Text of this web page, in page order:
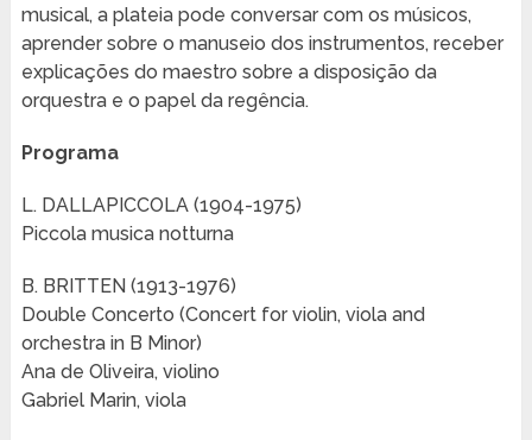
musical, a plateia pode conversar com os músicos,
aprender sobre o manuseio dos instrumentos, receber
explicações do maestro sobre a disposição da
orquestra e o papel da regência.
Programa
L. DALLAPICCOLA (1904-1975)
Piccola musica notturna
B. BRITTEN (1913-1976)
Double Concerto (Concert for violin, viola and
orchestra in B Minor)
Ana de Oliveira, violino
Gabriel Marin, viola